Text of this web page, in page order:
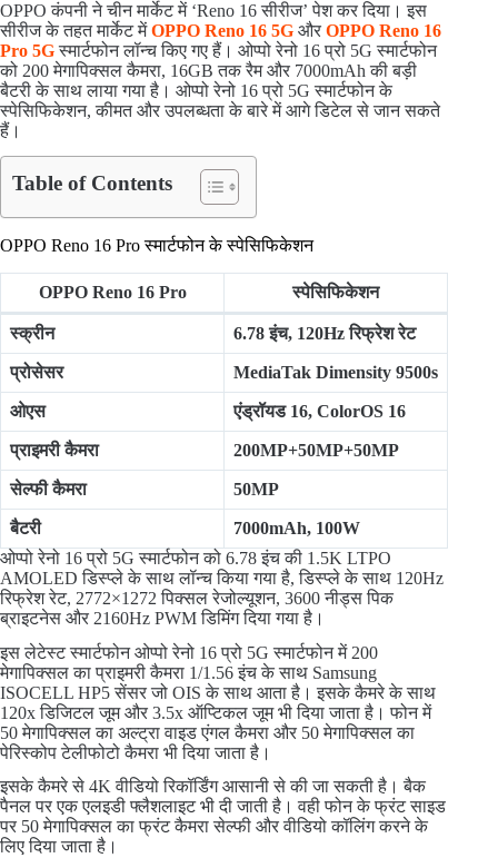
OPPO कंपनी ने चीन मार्केट में ‘Reno 16 सीरीज’ पेश कर दिया। इस
सीरीज के तहत मार्केट मेंOPPO Reno 16 5G और OPPO Reno 16
Pro 5Gस्मार्टफोन लॉन्च किए गए हैं। ओप्पो रेनो 16 प्रो 5G स्मार्टफोन
को 200 मेगापिक्सल कैमरा, 16GB तक रैम और 7000mAh की बड़ी
बैटरी के साथ लाया गया है। ओप्पो रेनो 16 प्रो 5G स्मार्टफोन के
स्पेसिफिकेशन, कीमत और उपलब्धता के बारे में आगे डिटेल से जान सकते
हैं।
Table of Contents
OPPO Reno 16 Pro स्मार्टफोन के स्पेसिफिकेशन
OPPO Reno 16 Pro स्पेसिफिकेशन
स्क्रीन 6.78 इंच, 120Hz रिफ्रेश रेट
प्रोसेसर MediaTak Dimensity 9500s
ओएस एंड्रॉयड 16, ColorOS 16
प्राइमरी कैमरा 200MP+50MP+50MP
सेल्फी कैमरा 50MP
बैटरी
7000mAh, 100W
ओप्पो रेनो 16 प्रो 5G स्मार्टफोन को 6.78 इंच की 1.5K LTPO
AMOLED डिस्प्ले के साथ लॉन्च किया गया है, डिस्प्ले के साथ 120Hz
रिफ्रेश रेट, 2772×1272 पिक्सल रेजोल्यूशन, 3600 नीड्स पिक
ब्राइटनेस और 2160Hz PWM डिमिंग दिया गया है।
इस लेटेस्ट स्मार्टफोन ओप्पो रेनो 16 प्रो 5G स्मार्टफोन में 200
मेगापिक्सल का प्राइमरी कैमरा 1/1.56 इंच के साथ Samsung
ISOCELL HP5 सेंसर जो OIS के साथ आता है। इसके कैमरे के साथ
120x डिजिटल जूम और 3.5x ऑप्टिकल जूम भी दिया जाता है। फोन में
50 मेगापिक्सल का अल्ट्रा वाइड एंगल कैमरा और 50 मेगापिक्सल का
पेरिस्कोप टेलीफोटो कैमरा भी दिया जाता है।
इसके कैमरे से 4K वीडियो रिकॉर्डिंग आसानी से की जा सकती है। बैक
पैनल पर एक एलइडी फ्लैशलाइट भी दी जाती है। वही फोन के फ्रंट साइड
पर 50 मेगापिक्सल का फ्रंट कैमरा सेल्फी और वीडियो कॉलिंग करने के
लिए दिया जाता है।